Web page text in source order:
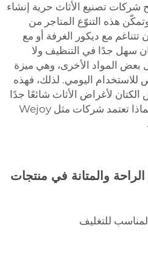
شركات تصنيع الأثاث حرية إنشاء
هذه التنوّع المتاجر من
مع ديكور الغرفة أو مع
سهل جدًا في التنظيف ولا
بعض المواد الأخرى، وهي ميزة
اليومي. لذلك، فهذه
لأغراض الأثاث شائعًا جدًا
في أسواق الأثاث بالجملة، ولماذا تعتمد شركات مثل Wejoy
والمتانة في منتجات
للتغليف